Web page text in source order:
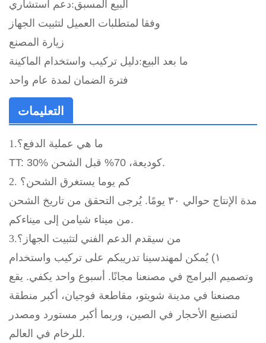
البيع المسبق:دعم استشاري
وفقا لمتطلبات العميل لتثبيت الجهاز
زيارة المصنع
ما بعد البيع:دليل تركيب واستخدام الماكينة
فترة الضمان لمدة عام واحد
التعليمات
1.ما هي عملية الدفع؟
TT: 30% كوديعة، 70% قبل الشحن.
2. كم يوما يستغرق الشحن؟
مدة الإنتاج حوالي ٣٠ يومًا. يُرجى التحقق من تاريخ الشحن
من ميناء شيامن إلى ميناءكم.
3.من سيقدم الدعم الفني لتثبيت الجهاز؟
١) يُمكن لمهندسينا تدريبكم على تركيب واستخدام
وتصميم البرامج في مصنعنا مجانًا. أسبوع واحد يكفي. يقع
مصنعنا في مدينة شويتو، مقاطعة فوجيان، أكبر منطقة
لتصنيع الأحجار في الصين، وربما أكبر مستورد ومصدر
للرخام في العالم.